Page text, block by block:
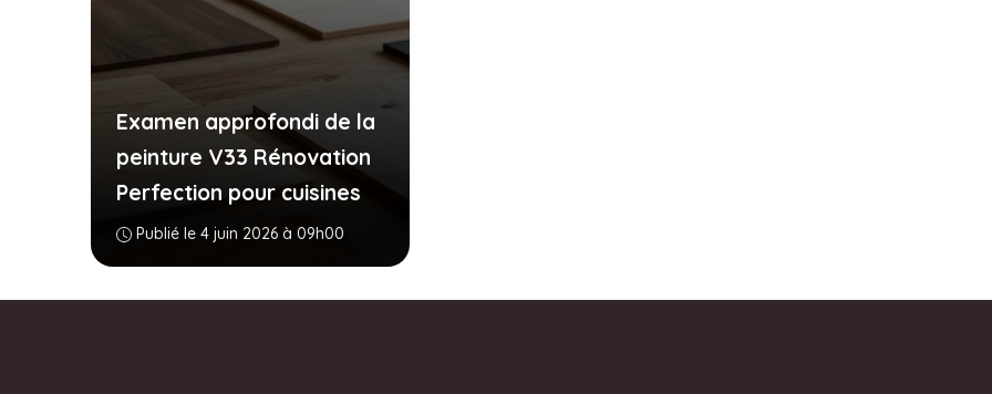
Examen approfondi de la
peinture V33 Rénovation
Perfection pour cuisines
Publié le 4 juin 2026 à 09h00